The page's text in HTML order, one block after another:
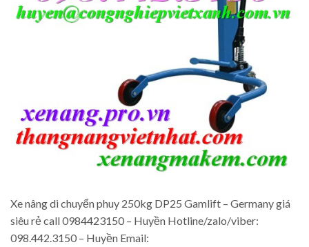
Xe nâng di chuyển phuy 250kg DP25 Gamlift – Germany giá
siêu rẻ call 0984423150 – Huyền Hotline/zalo/viber:
098.442.3150 – Huyền Email: